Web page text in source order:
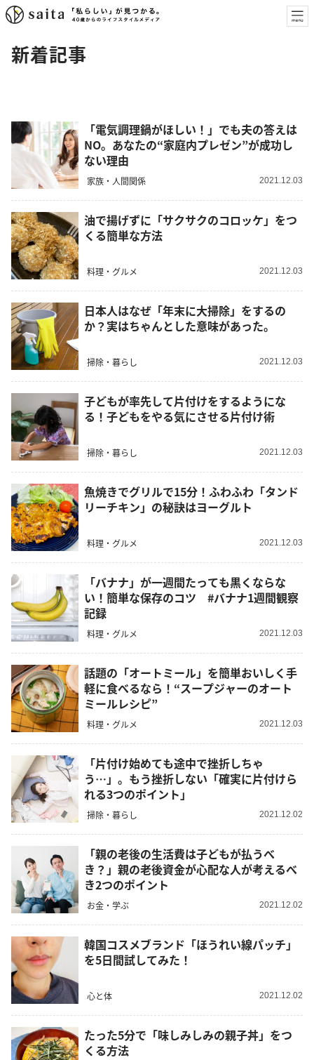
新着記事
「電気調理鍋がほしい！」でも夫の答えは
NO。あなたの“家庭内プレゼン”が成功し
ない理由
家族・人間関係 2021.12.03
油で揚げずに「サクサクのコロッケ」をつ
くる簡単な方法
料理・グルメ 2021.12.03
日本人はなぜ「年末に大掃除」をするの
か？実はちゃんとした意味があった。
掃除・暮らし 2021.12.03
子どもが率先して片付けをするようにな
る！子どもをやる気にさせる片付け術
掃除・暮らし 2021.12.03
魚焼きでグリルで15分！ふわふわ「タンド
リーチキン」の秘訣はヨーグルト
料理・グルメ 2021.12.03
「バナナ」が一週間たっても黒くならな
い！簡単な保存のコツ #バナナ1週間観察
記録
料理・グルメ 2021.12.03
話題の「オートミール」を簡単おいしく手
軽に食べるなら！“スープジャーのオート
ミールレシピ”
料理・グルメ 2021.12.03
「片付け始めても途中で挫折しちゃ
う…」。もう挫折しない「確実に片付けら
れる3つのポイント」
掃除・暮らし 2021.12.02
「親の老後の生活費は子どもが払うべ
き？」親の老後資金が心配な人が考えるべ
き2つのポイント
お金・学ぶ 2021.12.02
韓国コスメブランド「ほうれい線パッチ」
を5日間試してみた！
心と体 2021.12.02
たった5分で「味しみしみの親子丼」をつ
くる方法